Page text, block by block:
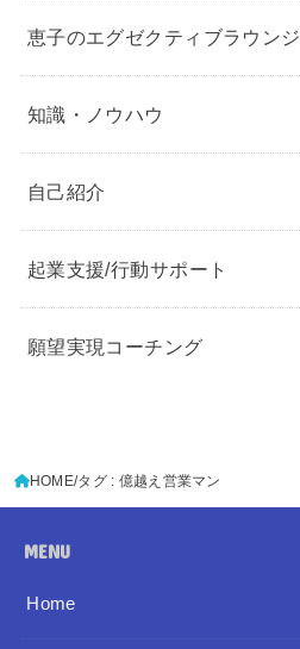
恵子のエグゼクティブラウンジ
知識・ノウハウ
自己紹介
起業支援/行動サポート
願望実現コーチング
HOME タグ : 億越え営業マン
MENU
Home